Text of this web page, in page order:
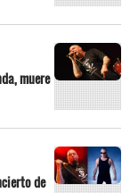
muere
de